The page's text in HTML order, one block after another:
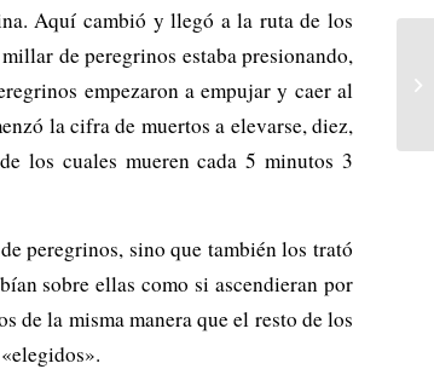
Aquí cambió y llegó a la ruta de los
de peregrinos estaba presionando,
empezaron a empujar y caer al
la cifra de muertos a elevarse, diez,
los cuales mueren cada 5 minutos 3
peregrinos, sino que también los trató
sobre ellas como si ascendieran por
de la misma manera que el resto de los